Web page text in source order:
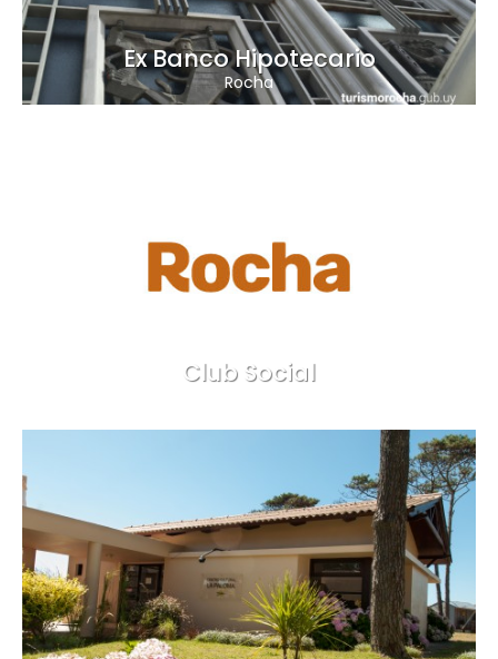
Ex Banco Hipotecario
Rocha
Club Social